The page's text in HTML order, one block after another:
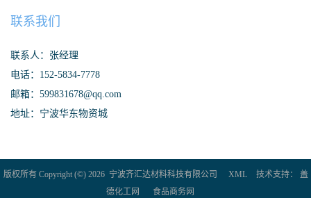
联系我们
联系人：张经理
电话：152-5834-7778
邮箱：599831678@qq.com
地址：宁波华东物资城
版权所有 Copyright (©) 2026 宁波齐汇达材料科技有限公司 XML 技术支持：
盖
德化工网
食品商务网